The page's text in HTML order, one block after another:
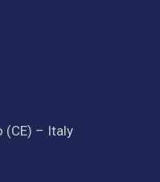
(CE) – Italy